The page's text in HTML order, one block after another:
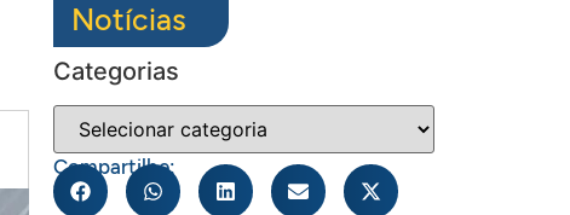
Notícias
Categorias
Compartilhe: